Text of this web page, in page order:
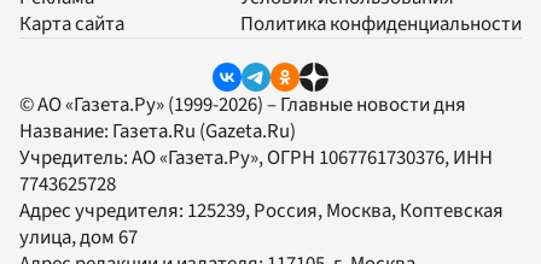
Карта сайта
Политика конфиденциальности
© АО «Газета.Ру» (1999-2026) – Главные новости дня
Название: Газета.Ru (Gazeta.Ru)
Учредитель:АО «Газета.Ру», ОГРН 1067761730376, ИНН
7743625728
Адрес учредителя: 125239, Россия, Москва, Коптевская
улица, дом 67